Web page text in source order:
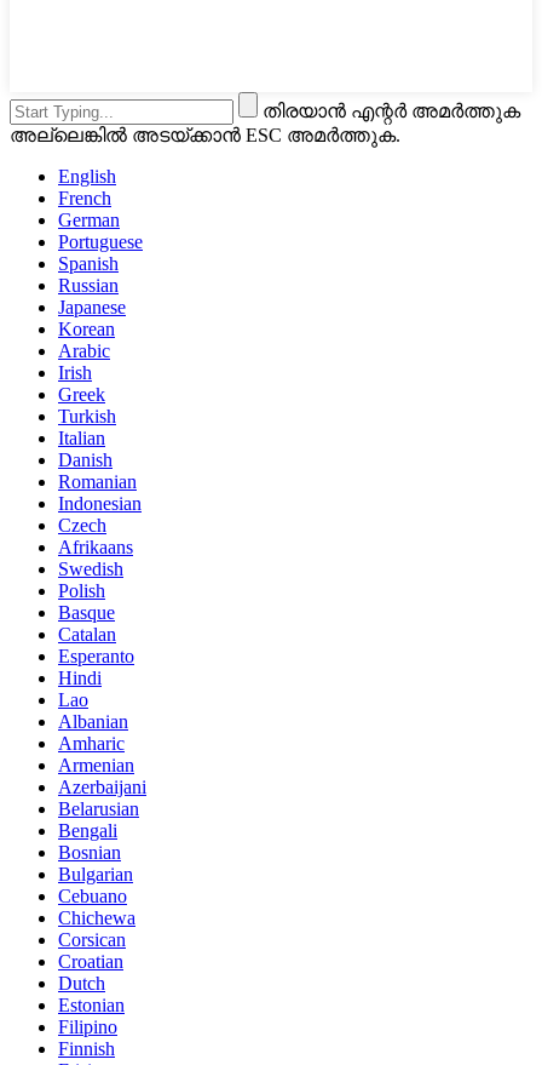
തിരയാൻ എന്റർ അമർത്തുക
അല്ലെങ്കിൽ അടയ്ക്കാൻ ESC അമർത്തുക.
English
French
German
Portuguese
Spanish
Russian
Japanese
Korean
Arabic
Irish
Greek
Turkish
Italian
Danish
Romanian
Indonesian
Czech
Afrikaans
Swedish
Polish
Basque
Catalan
Esperanto
Hindi
Lao
Albanian
Amharic
Armenian
Azerbaijani
Belarusian
Bengali
Bosnian
Bulgarian
Cebuano
Chichewa
Corsican
Croatian
Dutch
Estonian
Filipino
Finnish